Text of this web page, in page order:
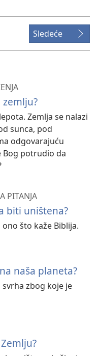
Sledeće
Zemlja se nalazi
sunca, pod
odgovarajuću
Bog potrudio da
PITANJA
biti uništena?
što kaže Biblija.
naša planeta?
zbog koje je